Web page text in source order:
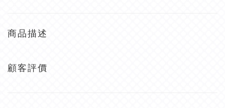
商品描述
顧客評價